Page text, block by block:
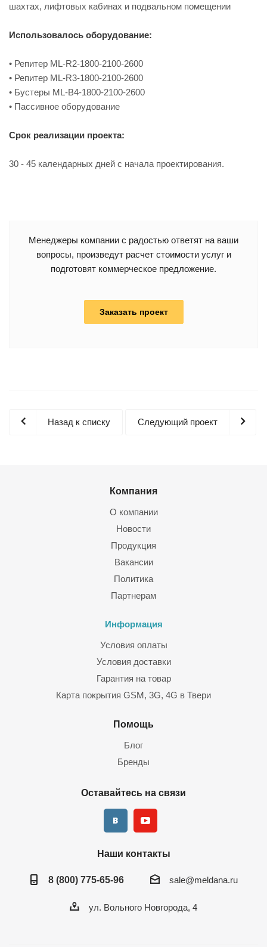
шахтах, лифтовых кабинах и подвальном помещении
Использовалось оборудование:
• Репитер ML-R2-1800-2100-2600
• Репитер ML-R3-1800-2100-2600
• Бустеры ML-B4-1800-2100-2600
• Пассивное оборудование
Срок реализации проекта:
30 - 45 календарных дней с начала проектирования.
Менеджеры компании с радостью ответят на ваши
вопросы, произведут расчет стоимости услуг и
подготовят коммерческое предложение.
Заказать проект
Назад к списку Следующий проект
Компания
О компании
Новости
Продукция
Вакансии
Политика
Партнерам
Информация
Условия оплаты
Условия доставки
Гарантия на товар
Карта покрытия GSM, 3G, 4G в Твери
Помощь
Блог
Бренды
Оставайтесь на связи
Наши контакты
8 (800) 775-65-96 sale@meldana.ru
ул. Вольного Новгорода, 4